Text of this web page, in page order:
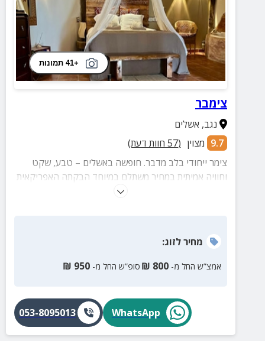
+41 תמונות
צימבר
נגב, אשלים
9.7 מצוין (
57 חוות דעת)
צימר ייחודי בלב מדבר. חופשה באשלים – טבע, שקט
וחוויה אמיתית במחיר משתלם במיוחד הבקתה האפריקאית
היא הרבה מעבר למקום לינה – היא חוויה של רוגע וחיבור
למחיר, בלי להתפשר על חוויה.
מחירלזוג:
אמצ”ש החל מ- 800
₪ סופ”ש החל מ- 950
₪
WhatsApp
053-8095013